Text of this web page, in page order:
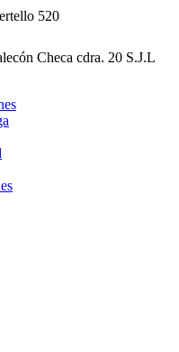
520
Checa cdra. 20 S.J.L